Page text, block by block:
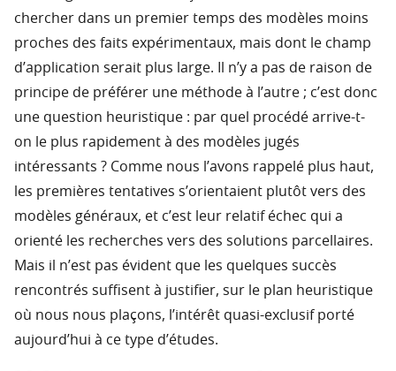
chercher dans un premier temps des modèles moins
proches des faits expérimentaux, mais dont le champ
d’application serait plus large. Il n’y a pas de raison de
principe de préférer une méthode à l’autre ; c’est donc
une question heuristique : par quel procédé arrive-t-
on le plus rapidement à des modèles jugés
intéressants ? Comme nous l’avons rappelé plus haut,
les premières tentatives s’orientaient plutôt vers des
modèles généraux, et c’est leur relatif échec qui a
orienté les recherches vers des solutions parcellaires.
Mais il n’est pas évident que les quelques succès
rencontrés suffisent à justifier, sur le plan heuristique
où nous nous plaçons, l’intérêt quasi-exclusif porté
aujourd’hui à ce type d’études.